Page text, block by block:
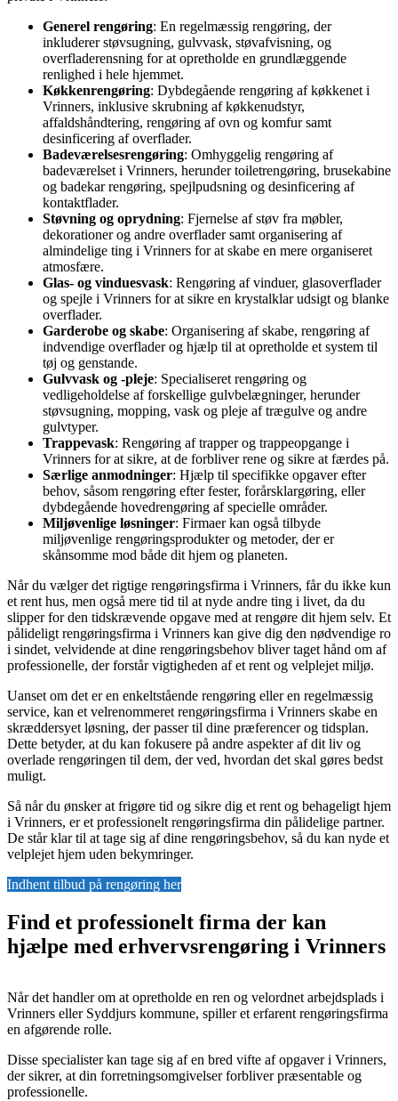
Generel rengøring: En regelmæssig rengøring, der
inkluderer støvsugning, gulvvask, støvafvisning, og
overfladerensning for at opretholde en grundlæggende
renlighed i hele hjemmet.
Køkkenrengøring: Dybdegående rengøring af køkkenet i
Vrinners, inklusive skrubning af køkkenudstyr,
affaldshåndtering, rengøring af ovn og komfur samt
desinficering af overflader.
Badeværelsesrengøring: Omhyggelig rengøring af
badeværelset i Vrinners, herunder toiletrengøring, brusekabine
og badekar rengøring, spejlpudsning og desinficering af
kontaktflader.
Støvning og oprydning: Fjernelse af støv fra møbler,
dekorationer og andre overflader samt organisering af
almindelige ting i Vrinners for at skabe en mere organiseret
atmosfære.
Glas- og vinduesvask: Rengøring af vinduer, glasoverflader
og spejle i Vrinners for at sikre en krystalklar udsigt og blanke
overflader.
Garderobe og skabe: Organisering af skabe, rengøring af
indvendige overflader og hjælp til at opretholde et system til
tøj og genstande.
Gulvvask og -pleje: Specialiseret rengøring og
vedligeholdelse af forskellige gulvbelægninger, herunder
støvsugning, mopping, vask og pleje af trægulve og andre
gulvtyper.
Trappevask: Rengøring af trapper og trappeopgange i
Vrinners for at sikre, at de forbliver rene og sikre at færdes på.
Særlige anmodninger: Hjælp til specifikke opgaver efter
behov, såsom rengøring efter fester, forårsklargøring, eller
dybdegående hovedrengøring af specielle områder.
Miljøvenlige løsninger: Firmaer kan også tilbyde
miljøvenlige rengøringsprodukter og metoder, der er
skånsomme mod både dit hjem og planeten.
Når du vælger det rigtige rengøringsfirma i Vrinners, får du ikke kun
et rent hus, men også mere tid til at nyde andre ting i livet, da du
slipper for den tidskrævende opgave med at rengøre dit hjem selv. Et
pålideligt rengøringsfirma i Vrinners kan give dig den nødvendige ro
i sindet, velvidende at dine rengøringsbehov bliver taget hånd om af
professionelle, der forstår vigtigheden af et rent og velplejet miljø.
Uanset om det er en enkeltstående rengøring eller en regelmæssig
service, kan et velrenommeret rengøringsfirma i Vrinners skabe en
skræddersyet løsning, der passer til dine præferencer og tidsplan.
Dette betyder, at du kan fokusere på andre aspekter af dit liv og
overlade rengøringen til dem, der ved, hvordan det skal gøres bedst
muligt.
Så når du ønsker at frigøre tid og sikre dig et rent og behageligt hjem
i Vrinners, er et professionelt rengøringsfirma din pålidelige partner.
De står klar til at tage sig af dine rengøringsbehov, så du kan nyde et
velplejet hjem uden bekymringer.
Indhent tilbud på rengøring her
Find et professionelt firma der kan
hjælpe med erhvervsrengøring i Vrinners
Når det handler om at opretholde en ren og velordnet arbejdsplads i
Vrinners eller Syddjurs kommune, spiller et erfarent rengøringsfirma
en afgørende rolle.
Disse specialister kan tage sig af en bred vifte af opgaver i Vrinners,
der sikrer, at din forretningsomgivelser forbliver præsentable og
professionelle.